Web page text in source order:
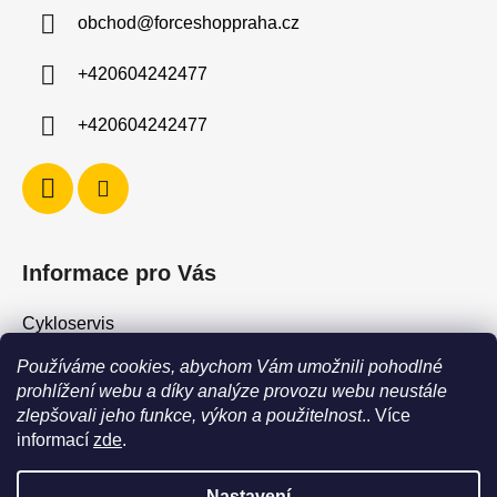
Používáme cookies, abychom Vám umožnili pohodlné
prohlížení webu a díky analýze provozu webu neustále
zlepšovali jeho funkce, výkon a použitelnost.. Více
informací zde.
obchod@forceshoppraha.cz
+420604242477
+420604242477
Informace pro Vás
Cykloservis
Skiservis
Obchodní podmínky
Podmínky ochrany osobních údajů